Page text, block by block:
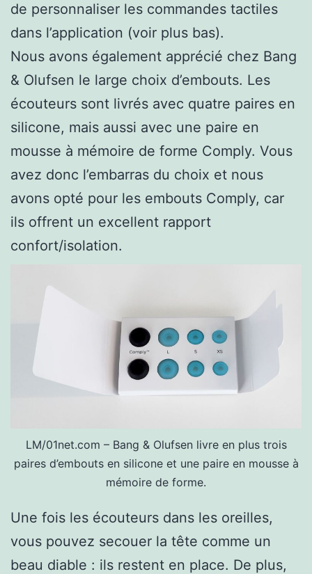
de personnaliser les commandes tactiles
dans l’application (voir plus bas).
Nous avons également apprécié chez Bang
& Olufsen le large choix d’embouts. Les
écouteurs sont livrés avec quatre paires en
silicone, mais aussi avec une paire en
mousse à mémoire de forme Comply. Vous
avez donc l’embarras du choix et nous
avons opté pour les embouts Comply, car
ils offrent un excellent rapport
confort/isolation.
LM/01net.com – Bang & Olufsen livre en plus trois
paires d’embouts en silicone et une paire en mousse à
mémoire de forme.
Une fois les écouteurs dans les oreilles,
vous pouvez secouer la tête comme un
beau diable : ils restent en place. De plus,